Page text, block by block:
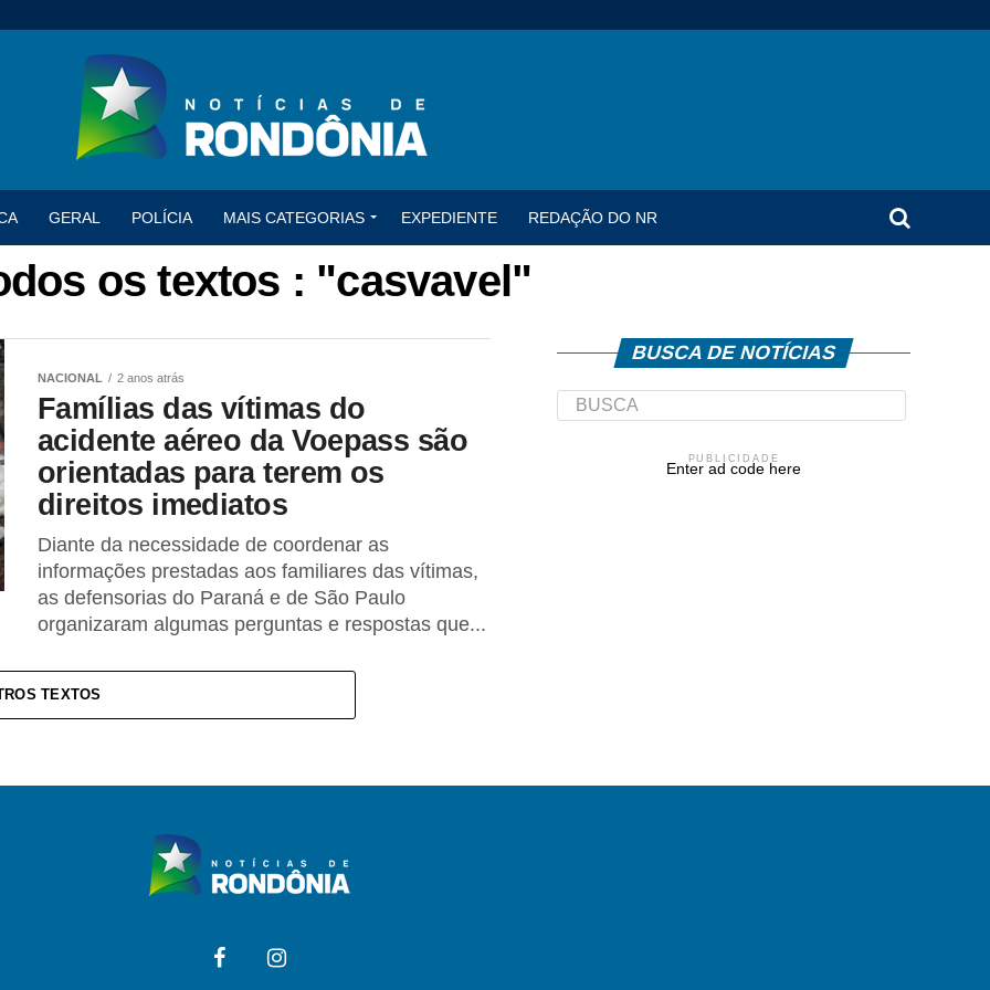
GERAL POLÍCIA MAIS CATEGORIAS EXPEDIENTE REDAÇÃO DO NR
os textos : "casvavel"
NACIONAL 2 anos atrás
Famílias das vítimas do
acidente aéreo da Voepass são
orientadas para terem os
direitos imediatos
Diante da necessidade de coordenar as
informações prestadas aos familiares das vítimas,
as defensorias do Paraná e de São Paulo
organizaram algumas perguntas e respostas que...
TEXTOS
BUSCA DE NOTÍCIAS
PUBLICIDADE
Enter ad code here